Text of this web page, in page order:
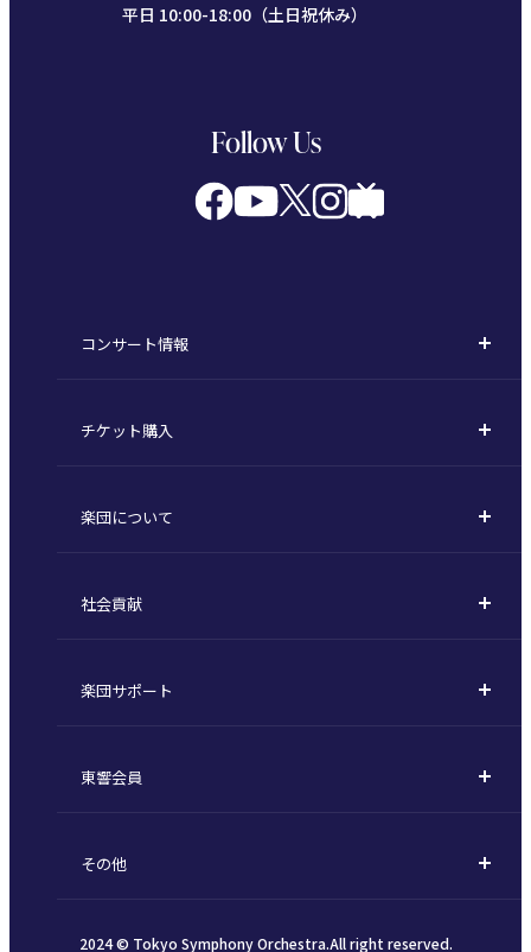
平日 10:00-18:00（土日祝休み）
Follow Us
コンサート情報
定期演奏会
東京オペラシティシリーズ
特別演奏会など
その他の公演
チケット購入
定期会員券 / セット券
1回券
楽団について
東京交響楽団とは
指揮者
東響コーラス
社会貢献
川崎市 - フランチャイズ
楽団サポート
ご芳名一覧
東響会員
その他
2024 © Tokyo Symphony Orchestra.All right reserved.